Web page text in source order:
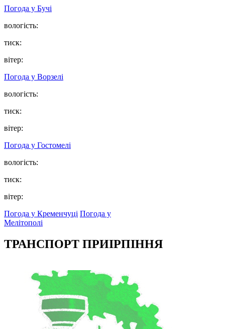
Погода у Бучі
вологість:
тиск:
вітер:
Погода у Ворзелі
вологість:
тиск:
вітер:
Погода у Гостомелі
вологість:
тиск:
вітер:
Погода у Кременчуці Погода у
Мелітополі
ТРАНСПОРТ ПРИІРПІННЯ